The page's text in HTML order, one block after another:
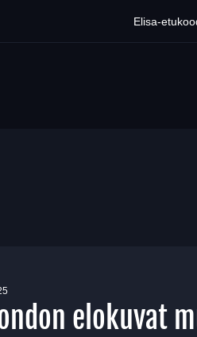
Elisa-
elokuvat